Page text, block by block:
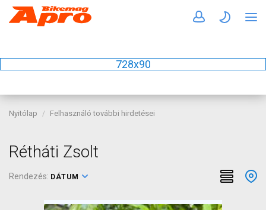
728x90
Nyitólap Felhasználó további hirdetései
Rétháti Zsolt
Rendezés: DÁTUM